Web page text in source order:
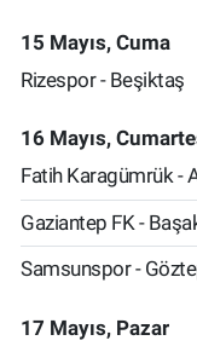
15 Mayıs, Cuma
Rizespor - Beşiktaş
16 Mayıs,
Fatih Karagümrük -
Gaziantep FK -
Samsunspor -
17 Mayıs, Pazar